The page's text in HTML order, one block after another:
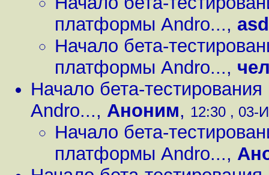
платформы Andro..., asd
Начало бета-
платформы Andro...,
Начало бета-
Andro..., Аноним, 12:30 , 03-
Начало бета-
платформы Andro...,